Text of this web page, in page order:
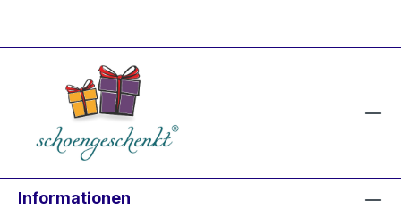
Informationen